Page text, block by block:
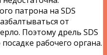
патрона на SDS
от
Поэтому дрель SDS
рабочего органа.